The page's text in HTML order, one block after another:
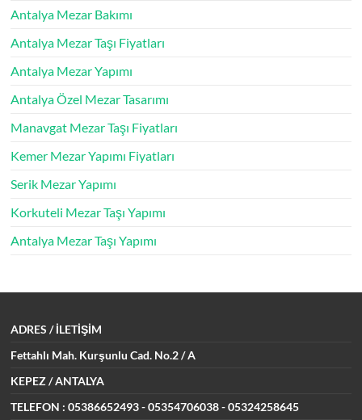
Antalya Mezar Bakımı
Antalya Mezar Taşı Fiyatları
Antalya Mezar Yapımı
Antalya Özel Mezar Tasarımı
Manavgat Mezar Taşı Fiyatları
Kemer Mezar Yapımı Fiyatları
Serik Mezar Yapımı
Korkuteli Mezar Taşı Yapımı
Antalya Mezar Taşı Yapımı
ADRES / İLETİŞİM
Fettahlı Mah. Kurşunlu Cad. No.2 / A
KEPEZ / ANTALYA
TELEFON : 05386652493 - 05354706038 - 05324258645